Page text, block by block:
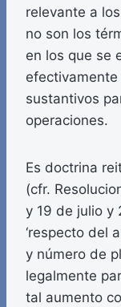
relevante a
no son los
en los que se
sustantivos
operaciones.
Es doctrina
(cfr.
y 19 de julio y
‘respecto del
y número de
legalmente
tal aumento